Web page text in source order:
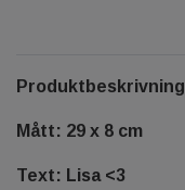
Produktbeskrivning
Mått: 29 x 8 cm
Text: Lisa <3